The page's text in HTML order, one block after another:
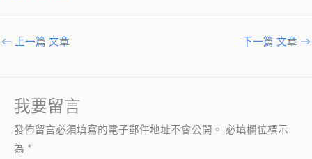
← 上一篇 文章 下一篇 文章 →
我要留言
發佈留言必須填寫的電子郵件地址不會公開。 必填欄位標示
為 *